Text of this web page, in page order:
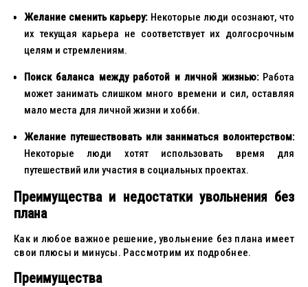
Желание сменить карьеру:Некоторые люди осознают, что
их текущая карьера не соответствует их долгосрочным
целям и стремлениям.
Поиск баланса между работой и личной жизнью:Работа
может занимать слишком много времени и сил, оставляя
мало места для личной жизни и хобби.
Желание путешествовать или заниматься волонтерством:
Некоторые люди хотят использовать время для
путешествий или участия в социальных проектах.
Преимущества и недостатки увольнения без
плана
Как и любое важное решение, увольнение без плана имеет
свои плюсы и минусы. Рассмотрим их подробнее.
Преимущества